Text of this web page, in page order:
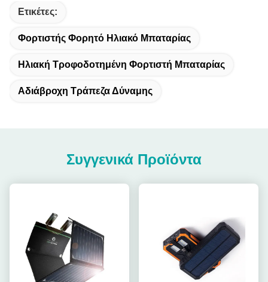
Ετικέτες:
Φορτιστής Φορητό Ηλιακό Μπαταρίας
Ηλιακή Τροφοδοτημένη Φορτιστή Μπαταρίας
Αδιάβροχη Τράπεζα Δύναμης
Συγγενικά Προϊόντα